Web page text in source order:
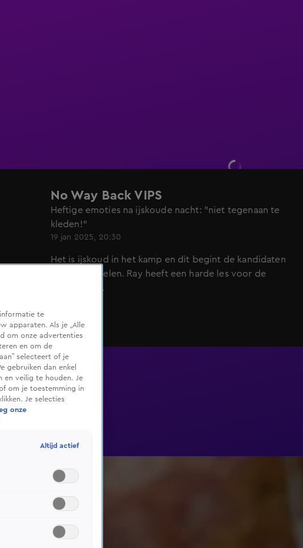
No Way Back VIPS
Heftige emoties na ijskoude nacht: "niet tegenaan te
kleden!"
19 jan 2025, 20:30
Het is ijskoud in het kamp en dit begint de kandidaten
parten te spelen. Ray heeft een harde les voor de
deelnemers.
te
apparaten. Als je „Alle
om onze advertenties
en om de
selecteert of je
gebruiken dan enkel
en veilig te houden. Je
om je toestemming in
Je selecties
onze
Altijd actief